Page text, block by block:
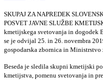
SKUPAJ ZA NAPREDEK
POSVET JAVNE SLUŽBE
kmetijskega svetovanja in dogodek
se je odvijal 25. in 26. novembra
gospodarska zbornica in
Beseda je sledila skupni kmetijski
kmetijstva, pomenu svetovanja in